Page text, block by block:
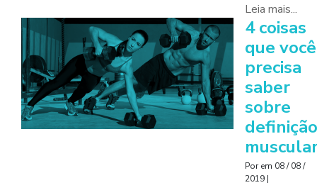
Leia mais...
4 coisas
que você
precisa
saber
sobre
definição
Porem 08 / 08 /
2019 |